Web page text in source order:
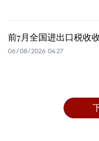
前7月全国进出口税收
06/08/2026 04:27